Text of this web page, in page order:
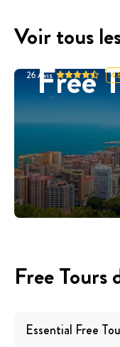
Voir tous
Free
26Avis
Free Tours
Essential Free